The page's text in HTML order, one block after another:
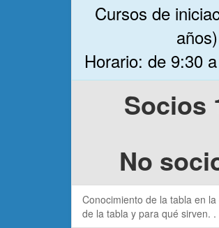
Cursos de
años)
Horario: de 9:30
Socios
No
Conocimiento de la tabla en
de la tabla y para qué sirven. .